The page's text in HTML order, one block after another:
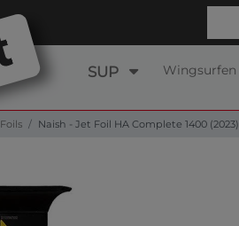
SUP Wingsurfen
Foils Naish - Jet Foil HA Complete 1400 (2023)